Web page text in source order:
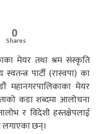
0
Shares
मेयर तथा श्रम संस्कृति
स्वतन्त्र पार्टी (रास्वपा) का
महानगरपालिकाका मेयर
कडा शब्दमा आलोचना
र विदेशी हस्तक्षेपलाई
लगाएका छन्।